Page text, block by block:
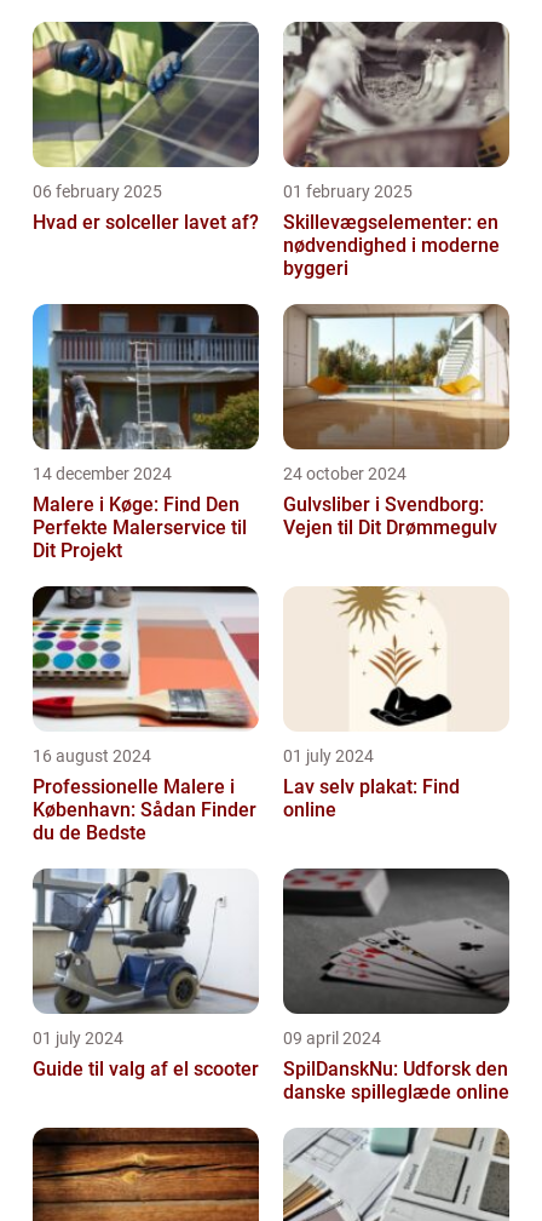
06 february 2025
Hvad er solceller lavet af?
01 february 2025
Skillevægselementer: en
nødvendighed i moderne
byggeri
14 december 2024
Malere i Køge: Find Den
Perfekte Malerservice til
Dit Projekt
24 october 2024
Gulvsliber i Svendborg:
Vejen til Dit Drømmegulv
16 august 2024
Professionelle Malere i
København: Sådan Finder
du de Bedste
01 july 2024
Lav selv plakat: Find
online
01 july 2024
Guide til valg af el scooter
09 april 2024
SpilDanskNu: Udforsk den
danske spilleglæde online